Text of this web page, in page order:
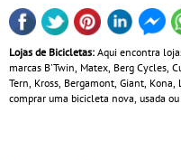
Lojas de Bicicletas: Aqui encontra
marcas B'Twin, Matex, Berg Cycles,
Tern, Kross, Bergamont, Giant,
comprar uma bicicleta nova, usada